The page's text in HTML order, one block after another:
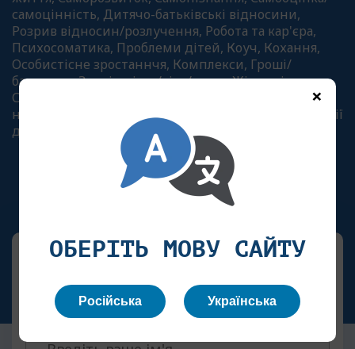
самоцінність, Дитячо-батьківські відносини,
Розрив відносин/розлучення, Робота та кар'єра,
Психосоматика, Проблеми дітей, Коуч, Кохання,
Особистісне зростаннчя, Комплекси, Гроші/
багатство, Зовнішність/тіло/краса, Жіночність,
Створення творчих продуктів, Формування
навичок порядку та становлення авторської позиції
дитини (4-6 років) в особистому просторі
Ваше Ім'я
×
ОБЕРІТЬ МОВУ САЙТУ
Російська Українська